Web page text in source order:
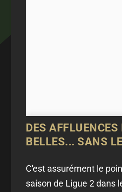
DES AFFLUENCES
BELLES... SANS
C'est assurément le
saison de Ligue 2 dans